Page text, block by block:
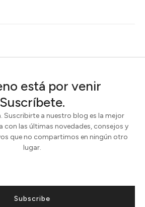
está por venir
Suscríbete.
Suscribirte a nuestro blog es la mejor
con las últimas novedades, consejos y
que no compartimos en ningún otro
lugar.
Subscribe